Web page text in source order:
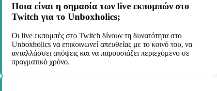
Ποια είναι η σημασία των live εκπομπών στο
Twitch για το Unboxholics;
Οι live εκπομπές στο Twitch δίνουν τη δυνατότητα στο
Unboxholics να επικοινωνεί απευθείας με το κοινό του, να
ανταλλάσσει απόψεις και να παρουσιάζει περιεχόμενο σε
πραγματικό χρόνο.